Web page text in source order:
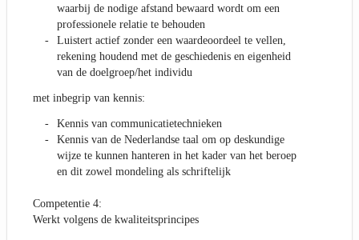
waarbij de nodige afstand bewaard wordt om een
professionele relatie te behouden
Luistert actief zonder een waardeoordeel te vellen,
rekening houdend met de geschiedenis en eigenheid
van de doelgroep/het individu
met inbegrip van kennis:
Kennis van communicatietechnieken
Kennis van de Nederlandse taal om op deskundige
wijze te kunnen hanteren in het kader van het beroep
en dit zowel mondeling als schriftelijk
Competentie 4:
Werkt volgens de kwaliteitsprincipes